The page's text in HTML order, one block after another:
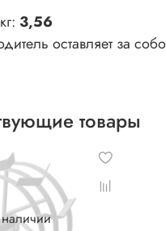
3,56
оставляет за
товары
наличии